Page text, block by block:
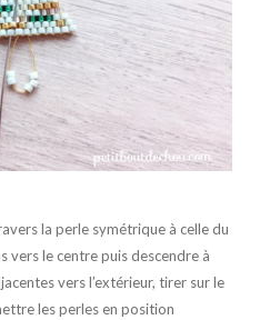
la perle symétrique à celle du
vers le centre puis descendre à
vers l’extérieur, tirer sur le
les perles en position